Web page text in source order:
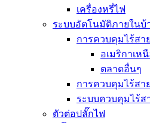
เครื่องหรี่ไฟ
ระบบอัตโนมัติภายในบ้
การควบคุมไร้สา
อเมริกาเห
ตลาดอื่นๆ
การควบคุมไร้สา
ระบบควบคุมไร้ส
ตัวต่อปลั๊กไฟ